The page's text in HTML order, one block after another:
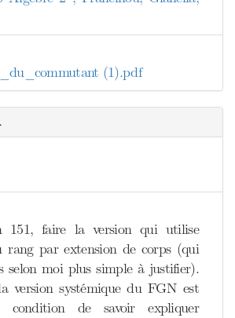
(1).pdf
151, faire la version qui utilise
rang par extension de corps (qui
selon moi plus simple à justifier).
version systémique du FGN est
de savoir expliquer